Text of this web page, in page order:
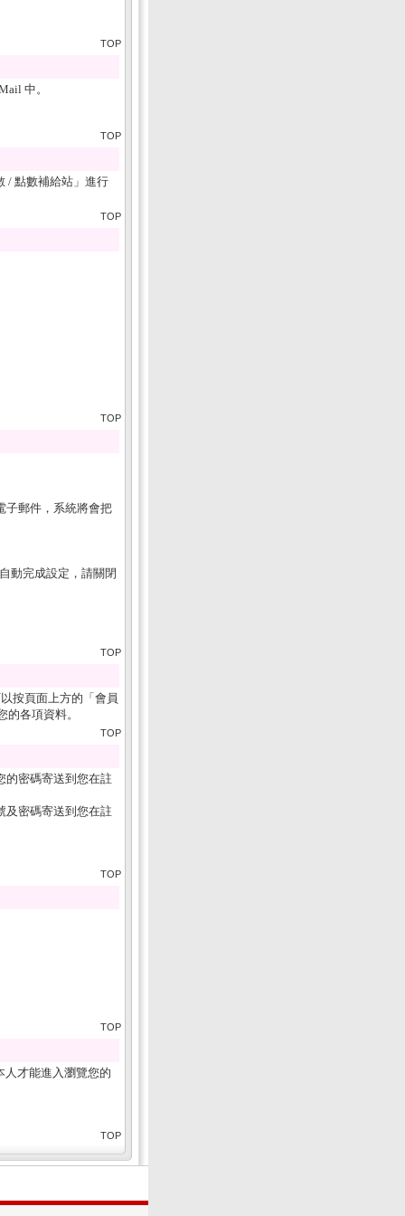
TOP
中。
TOP
/ 點數補給站 」進行
TOP
TOP
子郵件，系統將會把
動完成設定，請關閉
TOP
按頁面上方的「會員
各項資料。
TOP
的密碼寄送到您在註
及密碼寄送到您在註
TOP
TOP
人才能進入瀏覽您的
TOP